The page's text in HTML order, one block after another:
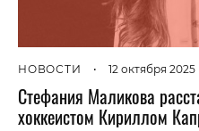
НОВОСТИ • 12 октября 2025
Стефания Маликова
хоккеистом Кириллом